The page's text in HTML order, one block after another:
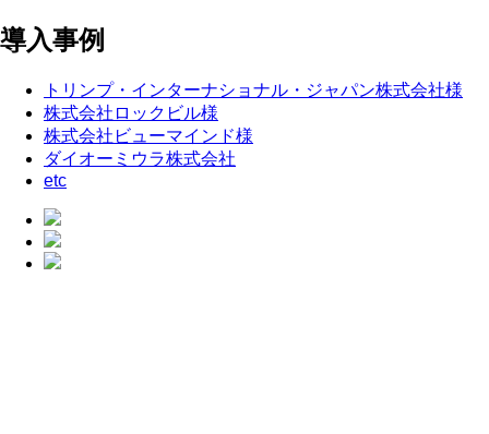
導入事例
トリンプ・インターナショナル・ジャパン株式会社様
株式会社ロックビル様
株式会社ビューマインド様
ダイオーミウラ株式会社
etc